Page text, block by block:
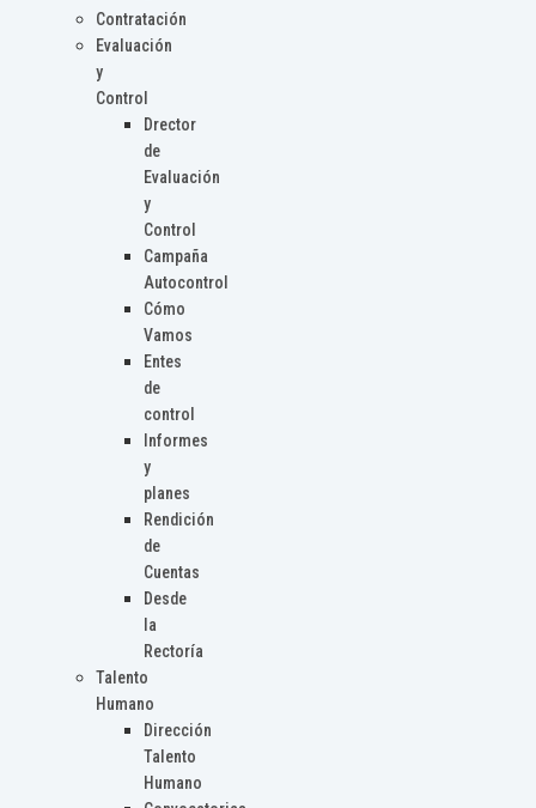
Contratación
Evaluación
y
Control
Drector
de
Evaluación
y
Control
Campaña
Autocontrol
Cómo
Vamos
Entes
de
control
Informes
y
planes
Rendición
de
Cuentas
Desde
la
Rectoría
Talento
Humano
Dirección
Talento
Humano